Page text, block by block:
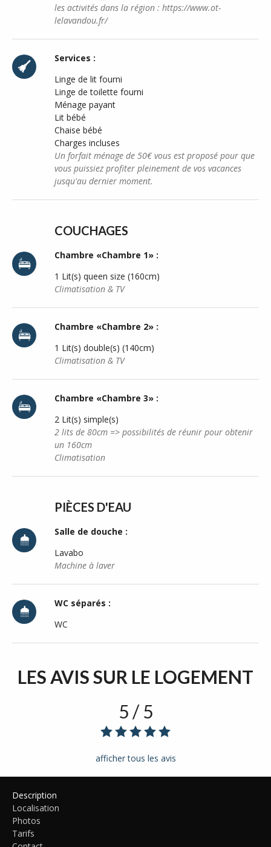
les activités dans la région : https://www.ot-
lelavandou.fr/
Services :
Linge de lit fourni
Linge de toilette fourni
Ménage payant
Lit bébé
Chaise bébé
Charges incluses
Un forfait ménage de 50€ vous est proposé pour que
vous puissiez profiter pleinement de vos vacances
jusqu'au dernier moment.
COUCHAGES
Chambre «Chambre 1» :
1 Lit(s) queen size (160cm)
Climatisation & TV
Chambre «Chambre 2» :
1 Lit(s) double(s) (140cm)
Climatisation & TV
Chambre «Chambre 3» :
2 Lit(s) simple(s)
2 lits de 80cm => possibilités de réunir pour obtenir
un 160cm
Climatisation
PIÈCES D'EAU
Salle de douche :
Lavabo
Machine à laver
WC séparés :
WC
LES AVISSUR LE LOGEMENT
5 / 5
afficher tous les avis
Description
Localisation
Photos
Tarifs